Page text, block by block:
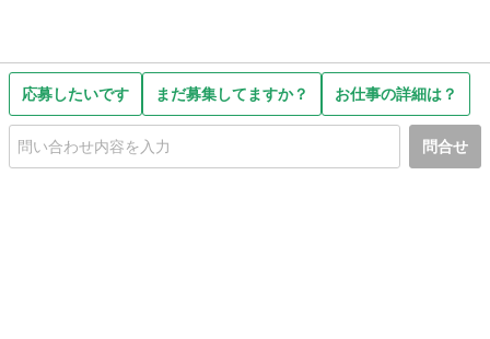
応募したいです まだ募集してますか？ お仕事の詳細は？
問合せ